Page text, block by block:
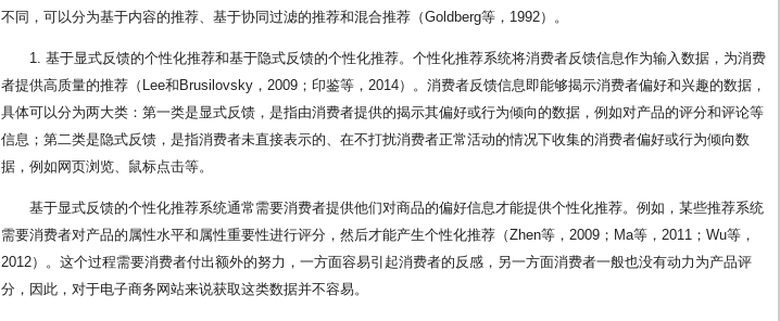
不同，可以分为基于内容的推荐、基于协同过滤的推荐和混合推荐（Goldberg等，1992）。
1. 基于显式反馈的个性化推荐和基于隐式反馈的个性化推荐。个性化推荐系统将消费者反馈信息作为输入数据，为消费
者提供高质量的推荐（Lee和Brusilovsky，2009；印鉴等，2014）。消费者反馈信息即能够揭示消费者偏好和兴趣的数据，
具体可以分为两大类：第一类是显式反馈，是指由消费者提供的揭示其偏好或行为倾向的数据，例如对产品的评分和评论等
信息；第二类是隐式反馈，是指消费者未直接表示的、在不打扰消费者正常活动的情况下收集的消费者偏好或行为倾向数
据，例如网页浏览、鼠标点击等。
基于显式反馈的个性化推荐系统通常需要消费者提供他们对商品的偏好信息才能提供个性化推荐。例如，某些推荐系统
需要消费者对产品的属性水平和属性重要性进行评分，然后才能产生个性化推荐（Zhen等，2009；Ma等，2011；Wu等，
2012）。这个过程需要消费者付出额外的努力，一方面容易引起消费者的反感，另一方面消费者一般也没有动力为产品评
分，因此，对于电子商务网站来说获取这类数据并不容易。